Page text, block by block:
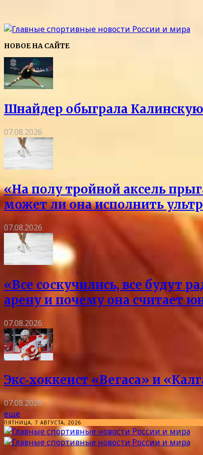
НОВОЕ НА САЙТЕ
Шнайдер обыграла
07.08.2026
«На полу тройной аксель
может ли она исполнить
07.08.2026
«Все соскучились, все будут
арену и почему она считает
07.08.2026
Экс‑хоккеист «Вегаса» и
07.08.2026
еще
ПЯТНИЦА, 7 АВГУСТА, 2026